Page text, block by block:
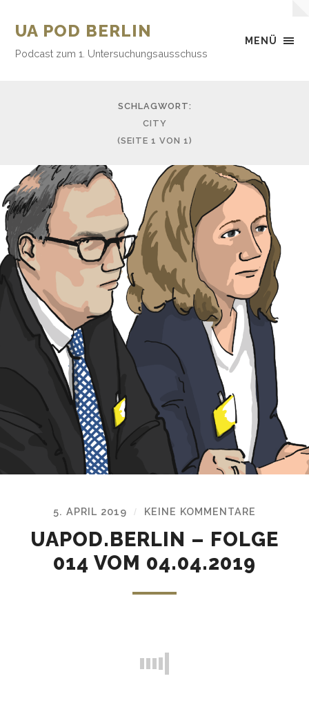
MENÜ
UA POD BERLIN
Podcast zum 1. Untersuchungsausschuss
SCHLAGWORT:
CITY
(SEITE 1 VON 1)
5. APRIL 2019 / KEINE KOMMENTARE
UAPOD.BERLIN – FOLGE
014 VOM 04.04.2019